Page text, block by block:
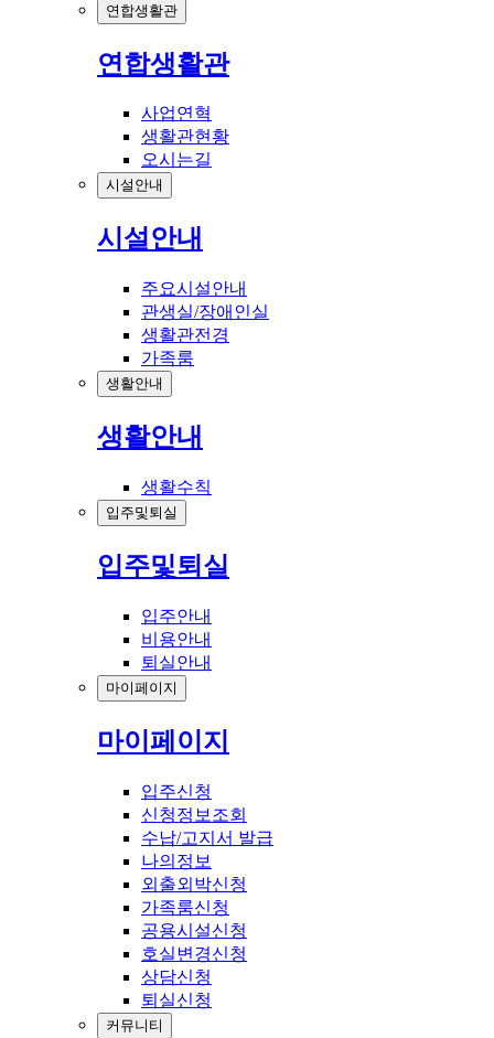
연합생활관
연합생활관
사업연혁
생활관현황
오시는길
시설안내
시설안내
주요시설안내
관생실/장애인실
생활관전경
가족룸
생활안내
생활안내
생활수칙
입주및퇴실
입주및퇴실
입주안내
비용안내
퇴실안내
마이페이지
마이페이지
입주신청
신청정보조회
수납/고지서 발급
나의정보
외출외박신청
가족룸신청
공용시설신청
호실변경신청
상담신청
퇴실신청
커뮤니티